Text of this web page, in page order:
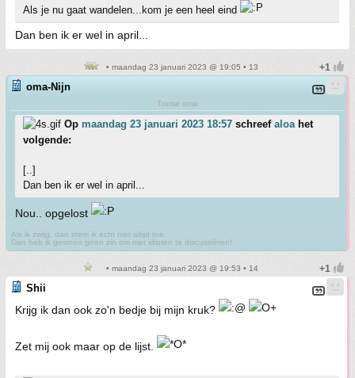
Als je nu gaat wandelen...kom je een heel eind
Dan ben ik er wel in april...
• maandag 23 januari 2023 @ 19:05 • 13
oma-Nijn
Trotse oma
Op maandag 23 januari 2023 18:57 schreef aloahet
volgende:
[..]
Dan ben ik er wel in april...
Nou.. opgelost
Als ik zwijg, dan stem ik echt niet altijd toe.
Dan heb ik gewoon geen zin om met idioten te discussiëren!
• maandag 23 januari 2023 @ 19:53 • 14
Shii
Krijg ik dan ook zo'n bedje bij mijn kruk?
Zet mij ook maar op de lijst.